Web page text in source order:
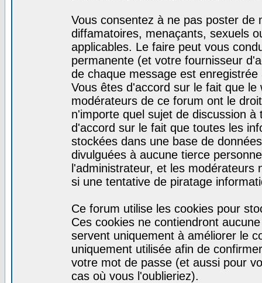
Vous consentez à ne pas poster de
diffamatoires, menaçants, sexuels
applicables. Le faire peut vous
permanente (et votre fournisseur
de chaque message est
Vous êtes d'accord sur le fait que
modérateurs de ce forum ont le
n'importe quel sujet de discussion
d'accord sur le fait que toutes les
stockées dans une base de
divulguées à aucune tierce
l'administrateur, et les
si une tentative de piratage
Ce forum utilise les cookies pour
Ces cookies ne contiendront
servent uniquement à améliorer le
uniquement utilisée afin de
votre mot de passe (et aussi pour
cas où vous l'oublieriez).